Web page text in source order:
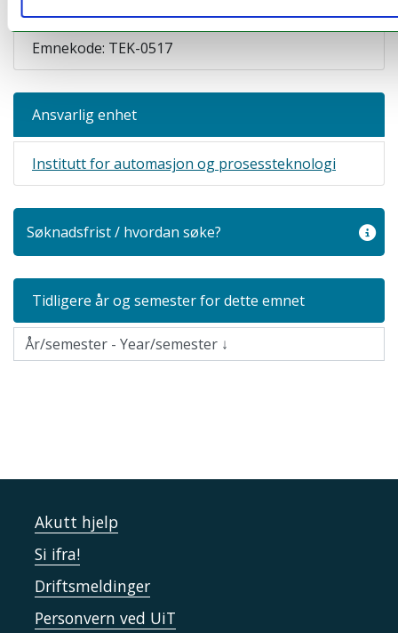
Emnekode: TEK-0517
Ansvarlig enhet
Institutt for automasjon og prosessteknologi
Søknadsfrist / hvordan søke?
Tidligere år og semester for dette emnet
Akutt hjelp
Si ifra!
Driftsmeldinger
Personvern ved UiT